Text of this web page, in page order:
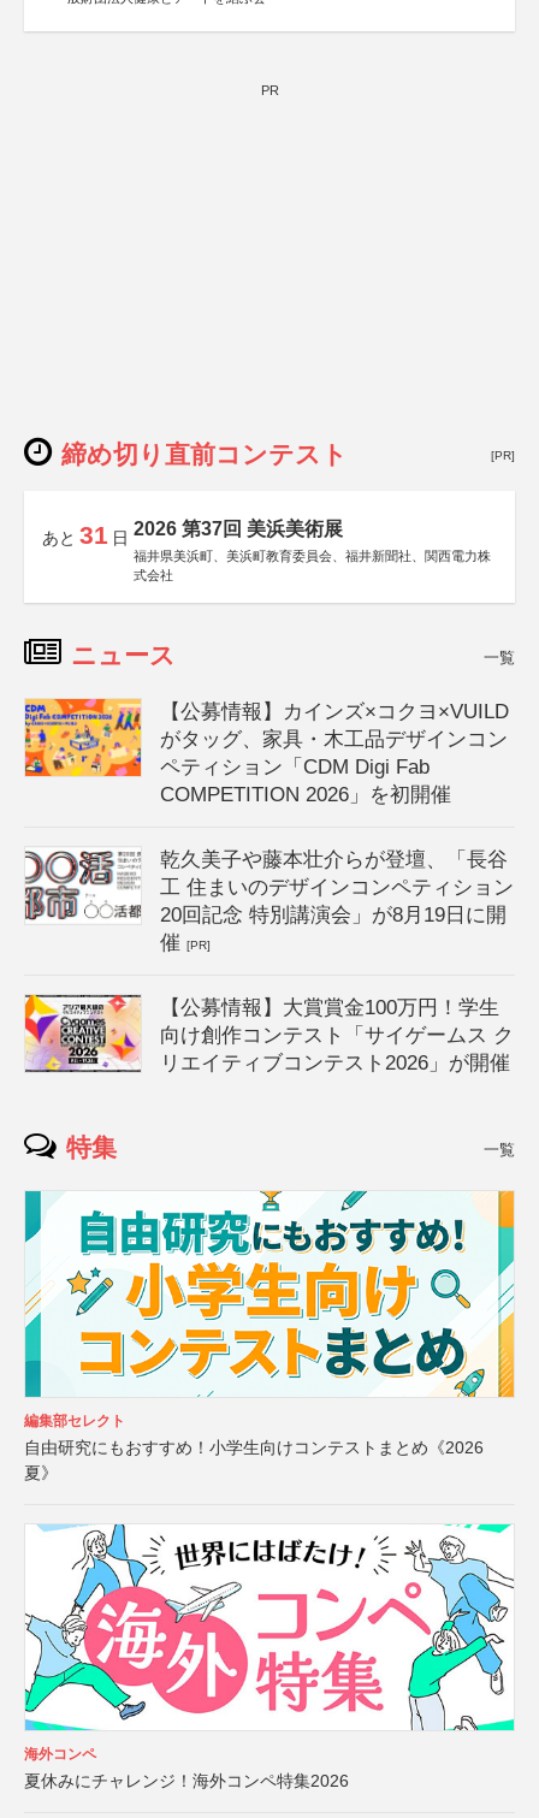
PR
締め切り直前コンテスト [PR]
あと 31 日 2026 第37回 美浜美術展
福井県美浜町、美浜町教育委員会、福井新聞社、関西電力株
式会社
ニュース 一覧
【公募情報】カインズ×コクヨ×VUILD
がタッグ、家具・木工品デザインコン
ペティション「CDM Digi Fab
COMPETITION 2026」を初開催
乾久美子や藤本壮介らが登壇、「長谷
工 住まいのデザインコンペティション
20回記念 特別講演会」が8月19日に開
催[PR]
【公募情報】大賞賞金100万円！学生
向け創作コンテスト「サイゲームス ク
リエイティブコンテスト2026」が開催
特集 一覧
編集部セレクト
自由研究にもおすすめ！小学生向けコンテストまとめ《2026
夏》
海外コンペ
夏休みにチャレンジ！海外コンペ特集2026